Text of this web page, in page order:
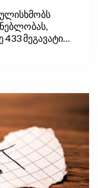
მეგავატი,
კომპანია,
იანი
Sanayi AS